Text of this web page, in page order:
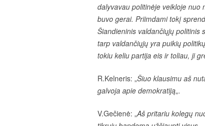
dalyvavau politinėje veikloje
buvo gerai. Priimdami tokį
Šiandieninis valdančiųjų politinis
tarp valdančiųjų yra puikių
tokiu keliu partija eis ir toliau, ji
R.Kelneris: „Šiuo klausimu aš
galvoja apie demokratiją„.
V.Gečienė: „Aš pritariu kolegų